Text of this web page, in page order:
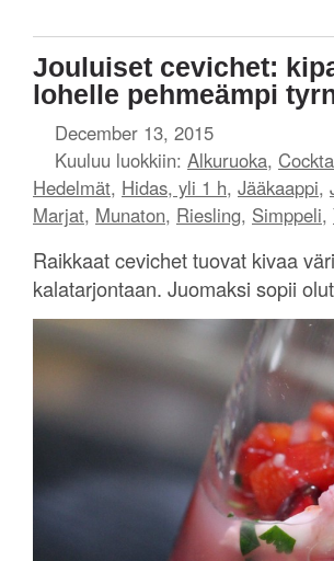
Jouluiset cevichet:
lohelle pehmeämpi
December 13, 2015
Kuuluu luokkiin: Alkuruoka,
Hedelmät, Hidas, yli 1 h, Jääkaappi,
Marjat, Munaton, Riesling, Simppeli,
Raikkaat cevichet tuovat kivaa
kalatarjontaan. Juomaksi sopii